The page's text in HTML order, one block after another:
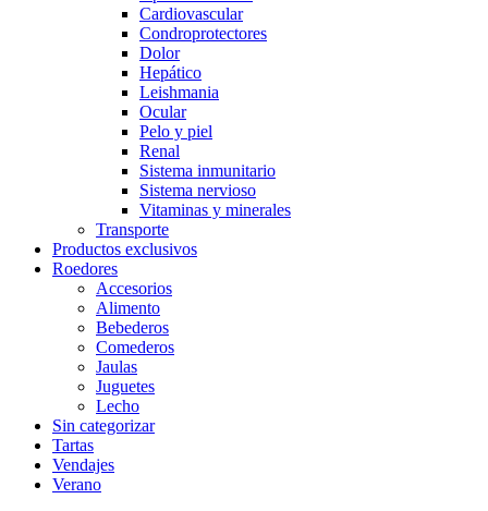
Cardiovascular
Condroprotectores
Dolor
Hepático
Leishmania
Ocular
Pelo y piel
Renal
Sistema inmunitario
Sistema nervioso
Vitaminas y minerales
Transporte
Productos exclusivos
Roedores
Accesorios
Alimento
Bebederos
Comederos
Jaulas
Juguetes
Lecho
Sin categorizar
Tartas
Vendajes
Verano